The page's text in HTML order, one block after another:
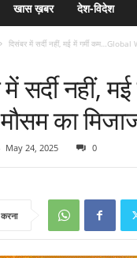
खास ख़बर देश-विदेश
दिसंबर में सर्दी नहीं, मई में गर्मी
में सर्दी नहीं,
का
May 24, 2025 0